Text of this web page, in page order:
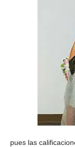
pues las